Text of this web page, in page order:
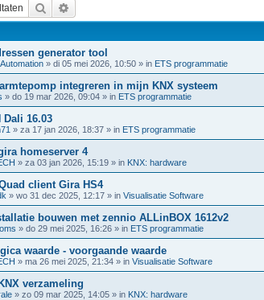
Zoek
generator tool
» di 05 mei 2026, 10:50 » in ETS programmatie
integreren in mijn KNX systeem
» do 19 mar 2026, 09:04 » in ETS programmatie
Dali 16.03
» za 17 jan 2026, 18:37 » in ETS programmatie
homeserver 4
» za 03 jan 2026, 15:19 » in KNX: hardware
client Gira HS4
» wo 31 dec 2025, 12:17 » in Visualisatie Software
bouwen met zennio ALLinBOX 1612v2
» do 29 mei 2025, 16:26 » in ETS programmatie
waarde - voorgaande waarde
» ma 26 mei 2025, 21:34 » in Visualisatie Software
verzameling
» zo 09 mar 2025, 14:05 » in KNX: hardware